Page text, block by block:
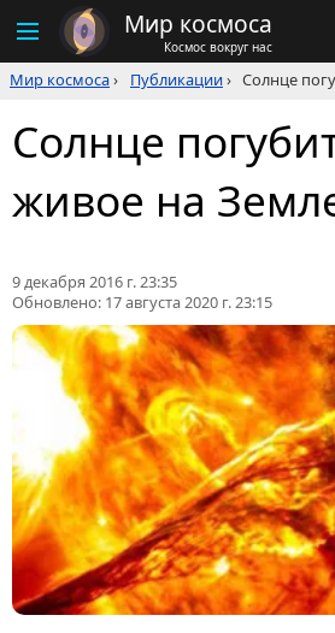
Мир космоса
Космос вокруг нас
Мир космоса› Публикации› Солнце
Солнце
живое на
9 декабря 2016 г. 23:35
Обновлено: 17 августа 2020 г. 23:15